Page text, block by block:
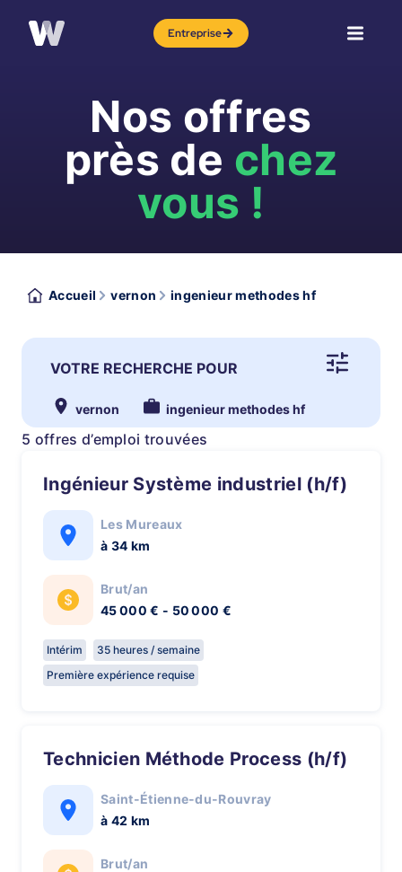
Entreprise
Nos offres
près de chez
vous !
Accueil vernon ingenieur methodes hf
VOTRE RECHERCHE POUR
vernon ingenieur methodes hf
5 offres d’emploi trouvées
Ingénieur Système industriel (h/f)
Les Mureaux
à 34 km
Brut/an
45 000 € - 50 000 €
Intérim
35 heures / semaine
Première expérience requise
Technicien Méthode Process (h/f)
Saint-Étienne-du-Rouvray
à 42 km
Brut/an